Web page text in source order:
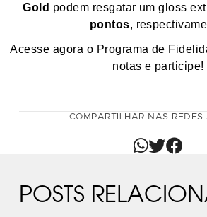
Gold podem resgatar um gloss
pontos,
Acesse agora o Programa de
notas e participe!
COMPARTILHAR NAS REDES
POSTS